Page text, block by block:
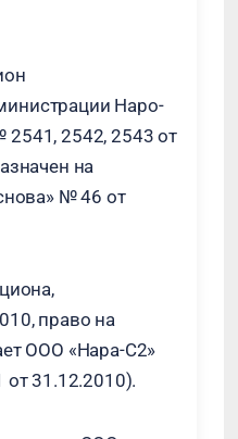
Наро-
2542, 2543 от
на
№ 46 от
право на
ООО «Нара-С2»
от 31.12.2010).